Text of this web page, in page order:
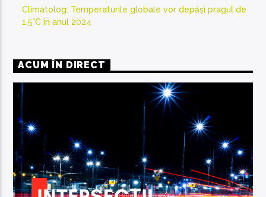
Climatolog: Temperaturile globale vor depăși pragul de
1,5°C în anul 2024
ACUM ÎN DIRECT